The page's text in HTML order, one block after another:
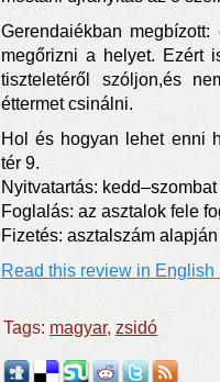
Gerendaiékban
megőrizni a helyet. Ezért
tiszteletéről szóljon,és
éttermet csinálni.
Hol és hogyan lehet enni
tér 9.
Nyitvatartás:
Foglalás: az asztalok fele
Fizetés: asztalszám alapján
Read this review in English
Tags: magyar, zsidó